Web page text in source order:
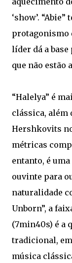
‘show’.
protagonismo
líder dá a
que não estão
“Halelya” é
clássica, além
Hershkovits
métricas
entanto, é
ouvinte para
naturalidade
Unborn”, a
(7min40s) é a
tradicional,
música